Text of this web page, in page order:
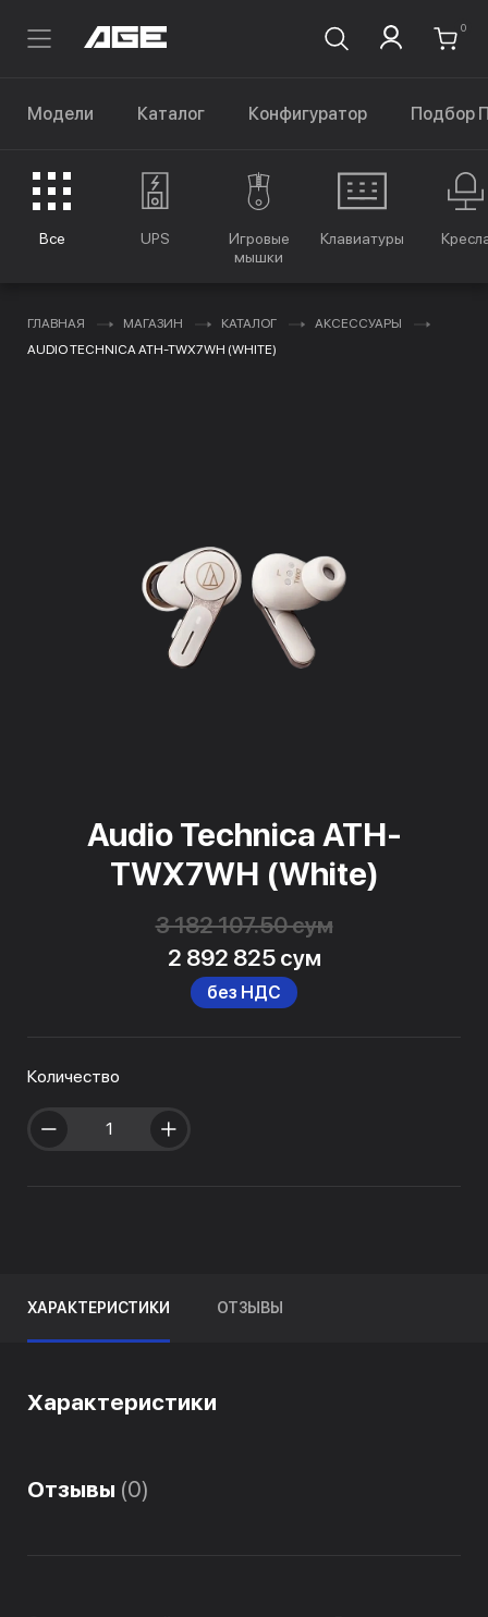
0
Модели Каталог Конфигуратор Подбор
Все UPS
Игровые
мышки
Клавиатуры
ГЛАВНАЯ МАГАЗИН КАТАЛОГ
АКСЕССУАРЫ
AUDIO TECHNICA ATH-TWX7WH (WHITE)
Audio Technica ATH-
TWX7WH (White)
3 182 107.50 сум
2 892 825 сум
без НДС
Количество
ХАРАКТЕРИСТИКИ ОТЗЫВЫ
Характеристики
Отзывы (0)